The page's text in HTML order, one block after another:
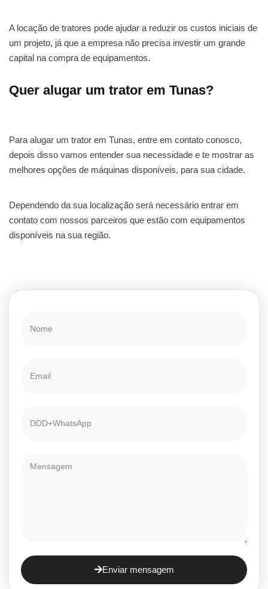
A locação de tratores pode ajudar a reduzir os custos iniciais de
um projeto, já que a empresa não precisa investir um grande
capital na compra de equipamentos.
Quer alugar um trator em Tunas?
Para alugar um trator em Tunas, entre em contato conosco,
depois disso vamos entender sua necessidade e te mostrar as
melhores opções de máquinas disponíveis, para sua cidade.
Dependendo da sua localização será necessário entrar em
contato com nossos parceiros que estão com equipamentos
disponíveis na sua região.
Enviar mensagem